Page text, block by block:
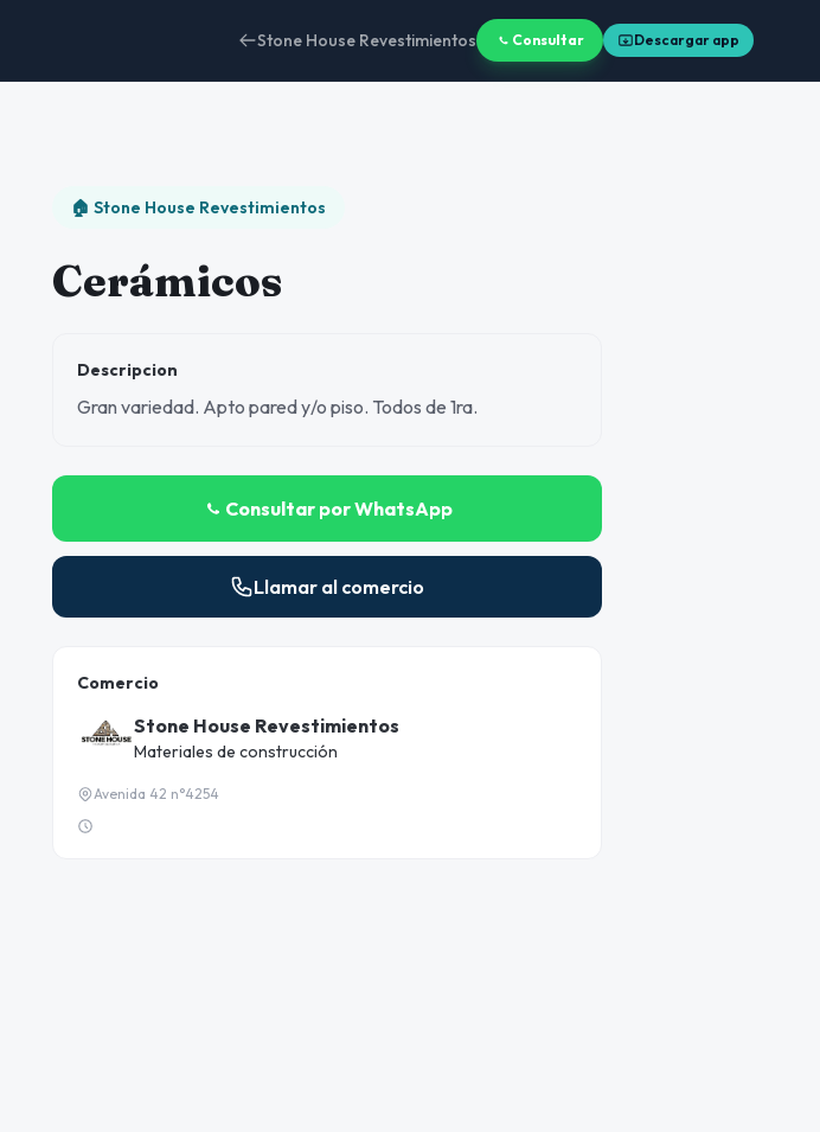
Stone House Revestimientos Consultar Descargar app
🏠 Stone House Revestimientos
Cerámicos
Descripcion
Gran variedad. Apto pared y/o piso. Todos de 1ra.
Consultar por WhatsApp
Llamar al comercio
Comercio
Stone House Revestimientos
Materiales de construcción
Avenida 42 n°4254